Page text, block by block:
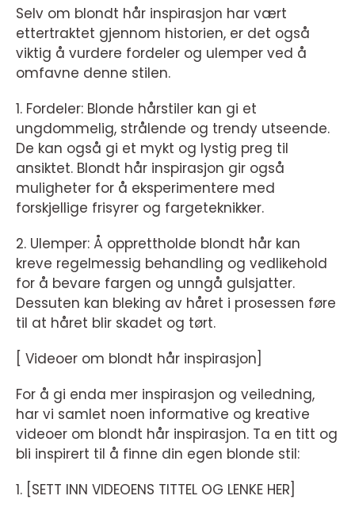
Selv om blondt hår inspirasjon har vært
ettertraktet gjennom historien, er det også
viktig å vurdere fordeler og ulemper ved å
omfavne denne stilen.
1. Fordeler: Blonde hårstiler kan gi et
ungdommelig, strålende og trendy utseende.
De kan også gi et mykt og lystig preg til
ansiktet. Blondt hår inspirasjon gir også
muligheter for å eksperimentere med
forskjellige frisyrer og fargeteknikker.
2. Ulemper: Å opprettholde blondt hår kan
kreve regelmessig behandling og vedlikehold
for å bevare fargen og unngå gulsjatter.
Dessuten kan bleking av håret i prosessen føre
til at håret blir skadet og tørt.
[ Videoer om blondt hår inspirasjon]
For å gi enda mer inspirasjon og veiledning,
har vi samlet noen informative og kreative
videoer om blondt hår inspirasjon. Ta en titt og
bli inspirert til å finne din egen blonde stil:
1. [SETT INN VIDEOENS TITTEL OG LENKE HER]